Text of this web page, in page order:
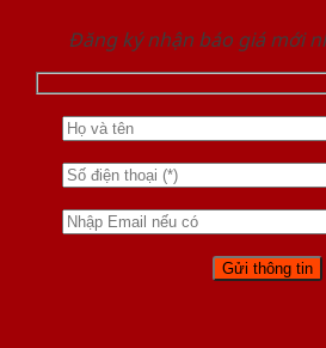
Đăng ký nhận báo giá mới